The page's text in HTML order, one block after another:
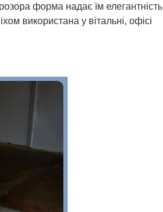
форма надає їм елегантність
використана у вітальні, офісі